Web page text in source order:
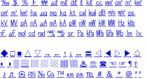
‰ ＄ ％ Ｆ ￦ ㎕ ㎖ ㎗ ℓ ㎘ ㏄ ㎣ ㎤ ㎥ ㎦
㎠ ㎡ ㎢ ㏊ ㎍ ㎎ ㎏ ㏏ ㎈ ㎉ ㏈ ㎧ ㎨ ㎰
㎸ ㎹ ㎀ ㎁ ㎂ ㎃ ㎄ ㎺ ㎻ ㎽ ㎾ ㎿ ㎐ ㎑
㎋ ㎌ ㏖ ㏅ ㎭ ㎮ ㎯ ㏛ ㎩ ㎪ ㎫ ㎬ ㏝ ㏐
㏓
◆ □ ■ △ ▽ → ← ↑ ↓ ↔ 〓 ◁ ◀ ▷ ▶ ♤
◐ ◑ ▒ ▤ ▨ ▧ ▦ ▩ ♨ ☏ ☎ ☜ ☞ ¶ †
♪ ♬ ㉿ ㈜ № ㏇ ™ ㏂ ㏘ ℡ ＃ ＆ ＊ ＠ ª º